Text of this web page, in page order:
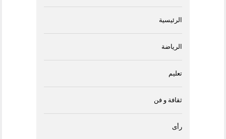
الرئيسية
الرياضة
تعليم
ثقافة و فن
رأى